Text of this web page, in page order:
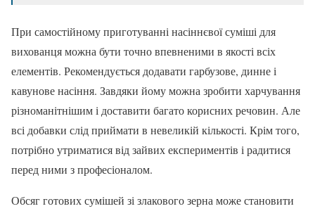
При самостійному приготуванні насіннєвої суміші для
вихованця можна бути точно впевненими в якості всіх
елементів. Рекомендується додавати гарбузове, динне і
кавунове насіння. Завдяки йому можна зробити харчування
різноманітнішим і доставити багато корисних речовин. Але
всі добавки слід приймати в невеликій кількості. Крім того,
потрібно утриматися від зайвих експериментів і радитися
перед ними з професіоналом.
Обсяг готових сумішей зі злакового зерна може становити